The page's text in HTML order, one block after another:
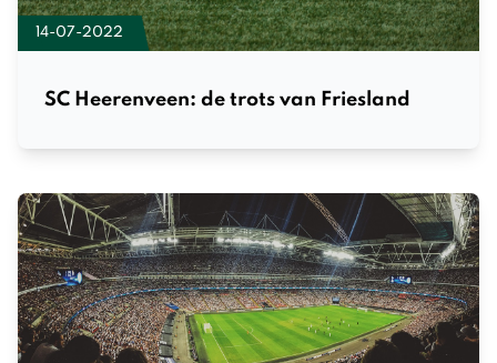
14-07-2022
SC Heerenveen: de trots van Friesland